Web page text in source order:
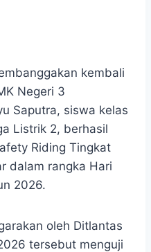
kembali
Negeri 3
Saputra, siswa kelas
Listrik 2, berhasil
Riding Tingkat
dalam rangka Hari
2026.
oleh Ditlantas
tersebut menguji